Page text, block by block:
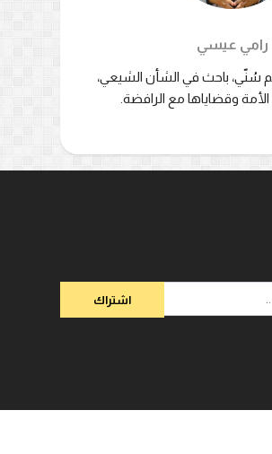
رامي عيسي
سُنّي، باحث في الشأن الشيعي،
وقضاياها مع الرافضة.